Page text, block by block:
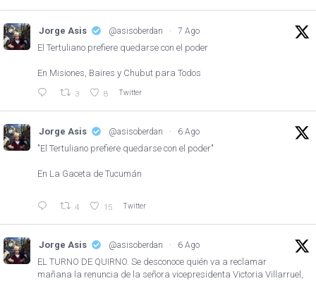
Jorge Asis @asisoberdan · 7 Ago
El Tertuliano prefiere quedarse con el poder
En Misiones, Baires y Chubut para Todos
3 8 Twitter
Jorge Asis @asisoberdan · 6 Ago
"El Tertuliano prefiere quedarse con el poder"
En La Gaceta de Tucumán
4 15 Twitter
Jorge Asis @asisoberdan · 6 Ago
EL TURNO DE QUIRNO. Se desconoce quién va a reclamar
mañana la renuncia de la señora vicepresidenta Victoria Villarruel,